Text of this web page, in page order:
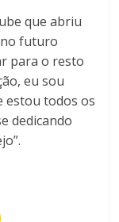
que abriu
no futuro
para o resto
eu sou
estou todos os
dedicando